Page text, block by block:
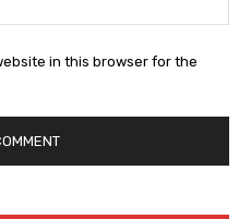
in this browser for the